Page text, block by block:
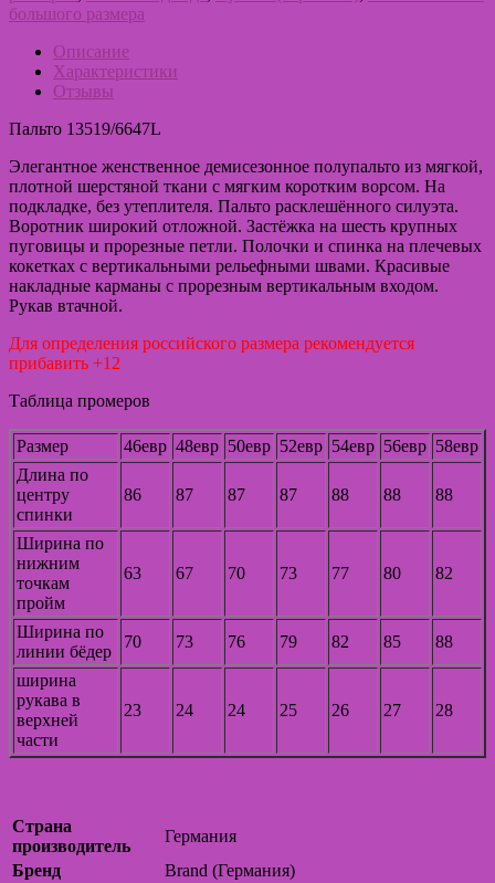
большого размера
Описание
Характеристики
Отзывы
Пальто 13519/6647L
Элегантное женственное демисезонное полупальто из мягкой,
плотной шерстяной ткани с мягким коротким ворсом. На
подкладке, без утеплителя. Пальто расклешённого силуэта.
Воротник широкий отложной. Застёжка на шесть крупных
пуговицы и прорезные петли. Полочки и спинка на плечевых
кокетках с вертикальными рельефными швами. Красивые
накладные карманы с прорезным вертикальным входом.
Рукав втачной.
Для определения российского размера рекомендуется
прибавить +12
Таблица промеров
Размер 46евр 48евр 50евр 52евр 54евр 56евр 58евр
Длина по
центру
спинки
86 87 87 87 88 88 88
Ширина по
нижним
точкам
пройм
63 67 70 73 77 80 82
Ширина по
линии бёдер
70 73 76 79 82 85 88
ширина
рукава в
верхней
части
23 24 24 25 26 27 28
Страна
производитель
Германия
Бренд
Brand (Германия)